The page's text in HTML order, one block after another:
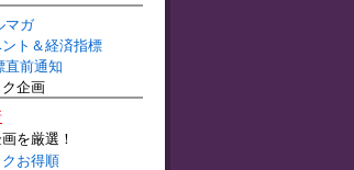
マガ
ト＆経済指標
直前通知
お得順